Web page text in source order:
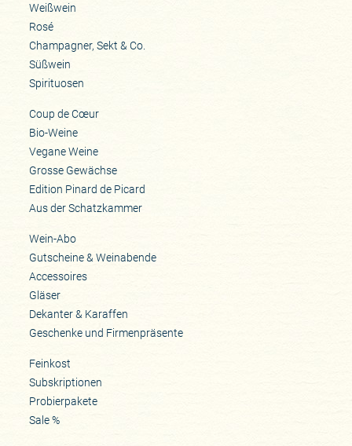
Weißwein
Rosé
Champagner, Sekt & Co.
Süßwein
Spirituosen
Coup de Cœur
Bio-Weine
Vegane Weine
Grosse Gewächse
Edition Pinard de Picard
Aus der Schatzkammer
Wein-Abo
Gutscheine & Weinabende
Accessoires
Gläser
Dekanter & Karaffen
Geschenke und Firmenpräsente
Feinkost
Subskriptionen
Probierpakete
Sale %